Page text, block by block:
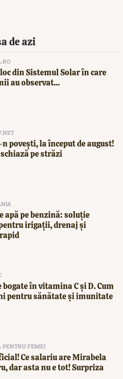
de azi
din Sistemul Solar în care
au observat...
povești, la început de august!
pe străzi
apă pe benzină: soluție
irigații, drenaj și
în vitamina C și D. Cum
pentru sănătate și imunitate
PENTRU FEMEI
Ce salariu are Mirabela
dar asta nu e tot! Surpriza